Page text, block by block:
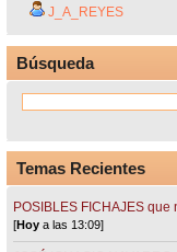
J_A_REYES
Búsqueda
Temas Recientes
POSIBLES FICHAJES
[Hoy a las 13:09]